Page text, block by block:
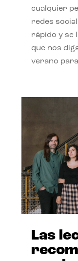
cualquier
redes
rápido y se
que nos
verano
Las